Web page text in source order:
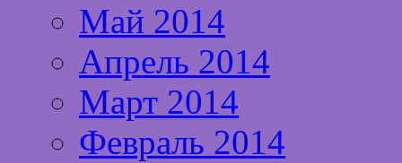
Май 2014
Апрель 2014
Март 2014
Февраль 2014